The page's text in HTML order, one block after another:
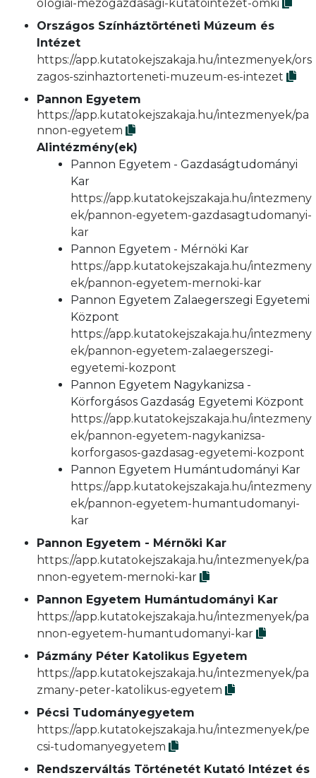
ologiai-mezogazdasagi-kutatointezet-omki
Országos Színháztörténeti Múzeum és
Intézet
https://app.kutatokejszakaja.hu/intezmenyek/ors
zagos-szinhaztorteneti-muzeum-es-intezet
Pannon Egyetem
https://app.kutatokejszakaja.hu/intezmenyek/pa
nnon-egyetem
Alintézmény(ek)
Pannon Egyetem - Gazdaságtudományi
Kar
https://app.kutatokejszakaja.hu/intezmeny
ek/pannon-egyetem-gazdasagtudomanyi-
kar
Pannon Egyetem - Mérnöki Kar
https://app.kutatokejszakaja.hu/intezmeny
ek/pannon-egyetem-mernoki-kar
Pannon Egyetem Zalaegerszegi Egyetemi
Központ
https://app.kutatokejszakaja.hu/intezmeny
ek/pannon-egyetem-zalaegerszegi-
egyetemi-kozpont
Pannon Egyetem Nagykanizsa -
Körforgásos Gazdaság Egyetemi Központ
https://app.kutatokejszakaja.hu/intezmeny
ek/pannon-egyetem-nagykanizsa-
korforgasos-gazdasag-egyetemi-kozpont
Pannon Egyetem Humántudományi Kar
https://app.kutatokejszakaja.hu/intezmeny
ek/pannon-egyetem-humantudomanyi-
kar
Pannon Egyetem - Mérnöki Kar
https://app.kutatokejszakaja.hu/intezmenyek/pa
nnon-egyetem-mernoki-kar
Pannon Egyetem Humántudományi Kar
https://app.kutatokejszakaja.hu/intezmenyek/pa
nnon-egyetem-humantudomanyi-kar
Pázmány Péter Katolikus Egyetem
https://app.kutatokejszakaja.hu/intezmenyek/pa
zmany-peter-katolikus-egyetem
Pécsi Tudományegyetem
https://app.kutatokejszakaja.hu/intezmenyek/pe
csi-tudomanyegyetem
Rendszerváltás Történetét Kutató Intézet és